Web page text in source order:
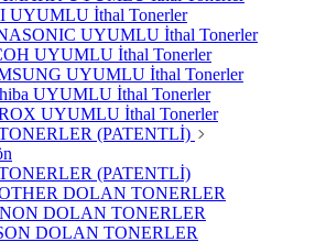
UYUMLU İthal Tonerler
UYUMLU İthal Tonerler
UYUMLU İthal Tonerler
UYUMLU İthal Tonerler
UYUMLU İthal Tonerler
UYUMLU İthal Tonerler
(PATENTLİ)
(PATENTLİ)
DOLAN TONERLER
DOLAN TONERLER
DOLAN TONERLER